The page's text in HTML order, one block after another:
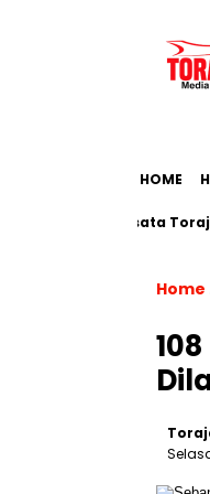
HOME
Pariwisata Toraja di
Home